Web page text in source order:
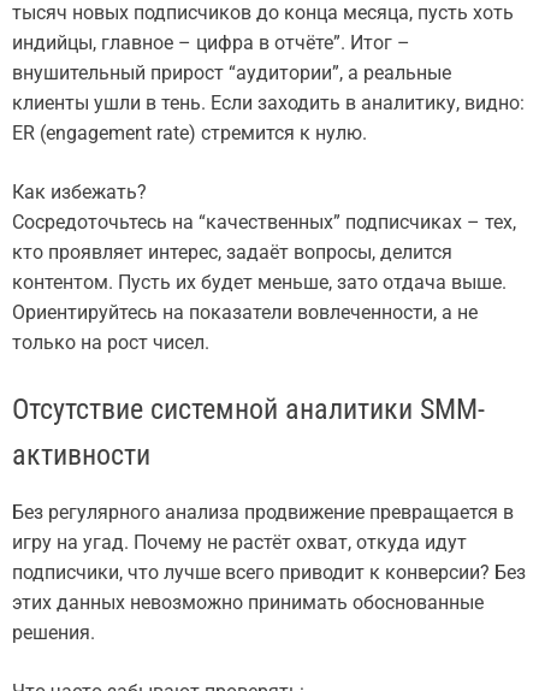
тысяч новых подписчиков до конца месяца, пусть хоть
индийцы, главное – цифра в отчёте”. Итог –
внушительный прирост “аудитории”, а реальные
клиенты ушли в тень. Если заходить в аналитику, видно:
ER (engagement rate) стремится к нулю.
Как избежать?
Сосредоточьтесь на “качественных” подписчиках – тех,
кто проявляет интерес, задаёт вопросы, делится
контентом. Пусть их будет меньше, зато отдача выше.
Ориентируйтесь на показатели вовлеченности, а не
только на рост чисел.
Отсутствие системной аналитики SMM-
активности
Без регулярного анализа продвижение превращается в
игру на угад. Почему не растёт охват, откуда идут
подписчики, что лучше всего приводит к конверсии? Без
этих данных невозможно принимать обоснованные
решения.